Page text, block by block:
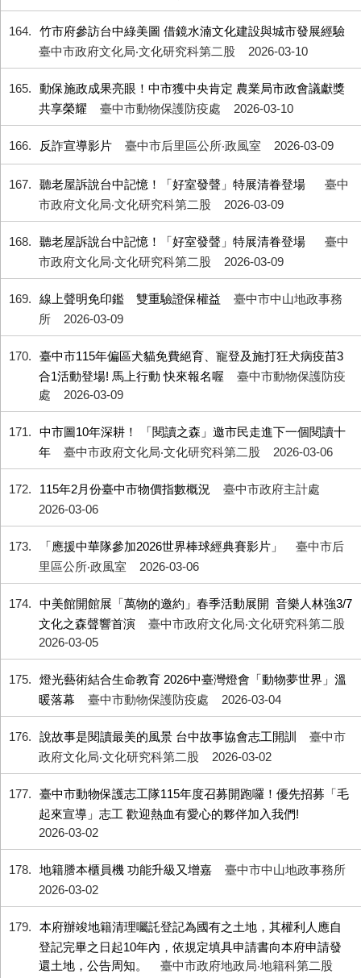
164
竹市府參訪台中綠美圖 借鏡水湳文化建設與城市發展經驗
臺中市政府文化局‧文化研究科第二股
2026-03-10
165
動保施政成果亮眼！中市獲中央肯定 農業局市政會議獻獎
共享榮耀
臺中市動物保護防疫處 2026-03-10
166 反詐宣導影片 臺中市后里區公所‧政風室 2026-03-09
167 聽老屋訴說台中記憶！「好室發聲」特展清眷登場
臺中
市政府文化局‧文化研究科第二股
2026-03-09
168 聽老屋訴說台中記憶！「好室發聲」特展清眷登場
臺中
市政府文化局‧文化研究科第二股
2026-03-09
169 線上聲明免印鑑 雙重驗證保權益
臺中市中山地政事務
所
2026-03-09
170
臺中市115年偏區犬貓免費絕育、寵登及施打狂犬病疫苗3
合1活動登場! 馬上行動 快來報名喔
臺中市動物保護防疫
處
2026-03-09
171
中市圖10年深耕！ 「閱讀之森」邀市民走進下一個閱讀十
年
臺中市政府文化局‧文化研究科第二股 2026-03-06
172 115年2月份臺中市物價指數概況
臺中市政府主計處
2026-03-06
173 「應援中華隊參加2026世界棒球經典賽影片」
臺中市后
里區公所‧政風室
2026-03-06
174
中美館開館展「萬物的邀約」春季活動展開 音樂人林強3/7
文化之森聲響首演
臺中市政府文化局‧文化研究科第二股
2026-03-05
175
燈光藝術結合生命教育 2026中臺灣燈會「動物夢世界」溫
暖落幕
臺中市動物保護防疫處 2026-03-04
176 說故事是閱讀最美的風景 台中故事協會志工開訓
臺中市
政府文化局‧文化研究科第二股
2026-03-02
177
臺中市動物保護志工隊115年度召募開跑囉！優先招募「毛
起來宣導」志工 歡迎熱血有愛心的夥伴加入我們!
2026-03-02
178 地籍謄本櫃員機 功能升級又增嘉
臺中市中山地政事務所
2026-03-02
179
本府辦竣地籍清理囑託登記為國有之土地，其權利人應自
登記完畢之日起10年內，依規定填具申請書向本府申請發
還土地，公告周知。
臺中市政府地政局‧地籍科第二股